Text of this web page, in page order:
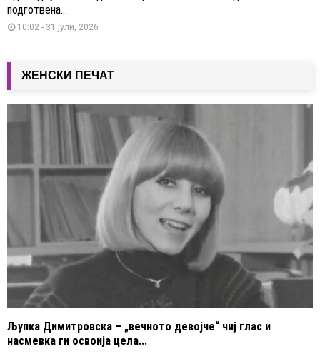
подготвена...
10:02 - 31 јули, 2026
ЖЕНСКИ ПЕЧАТ
Љупка Димитровска – „вечното девојче“ чиј глас и
насмевка ги освоија цела...